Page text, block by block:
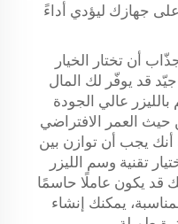
على جهازك ليؤدي أداءً
أن تختار الخيار
قد يوفّر لك المال
عالي الجودة
العمر الافتراضي
أنك يجب أن توازن بين
تقنية وسم الليزر
قد يكون عاملًا حاسمًا
يمكنك إنشاء